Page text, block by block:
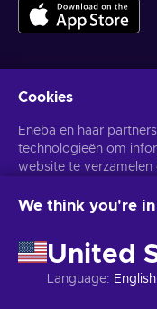
Krijg
U kunt zich op elk
Cookies
Eneba en haar
technologieën om
website te verzamelen
de site te verbeteren.
Door op 'Alles
voor het gebruik van
partners. U kunt uw
We think you're in
United
Language: